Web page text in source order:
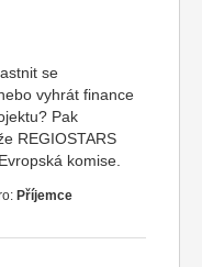
se
vyhrát finance
Pak
REGIOSTARS
komise.
Příjemce